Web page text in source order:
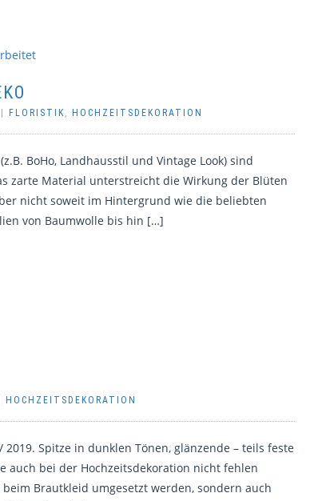
| FLORISTIK HOCHZEITSDEKORATION
BoHo, Landhausstil und Vintage Look) sind
zarte Material unterstreicht die Wirkung der Blüten
nicht soweit im Hintergrund wie die beliebten
von Baumwolle bis hin […]
HOCHZEITSDEKORATION
Spitze in dunklen Tönen, glänzende – teils feste
auch bei der Hochzeitsdekoration nicht fehlen
Brautkleid umgesetzt werden, sondern auch